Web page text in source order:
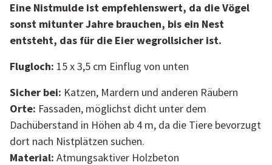
Eine Nistmulde ist empfehlenswert, da die Vögel
sonst mitunter Jahre brauchen, bis ein Nest
entsteht, das für die Eier wegrollsicher ist.
Flugloch: 15 x 3,5 cm Einflug von unten
Sicher bei: Katzen, Mardern und anderen Räubern
Orte: Fassaden, möglichst dicht unter dem
Dachüberstand in Höhen ab 4 m, da die Tiere bevorzugt
dort nach Nistplätzen suchen.
Material: Atmungsaktiver Holzbeton